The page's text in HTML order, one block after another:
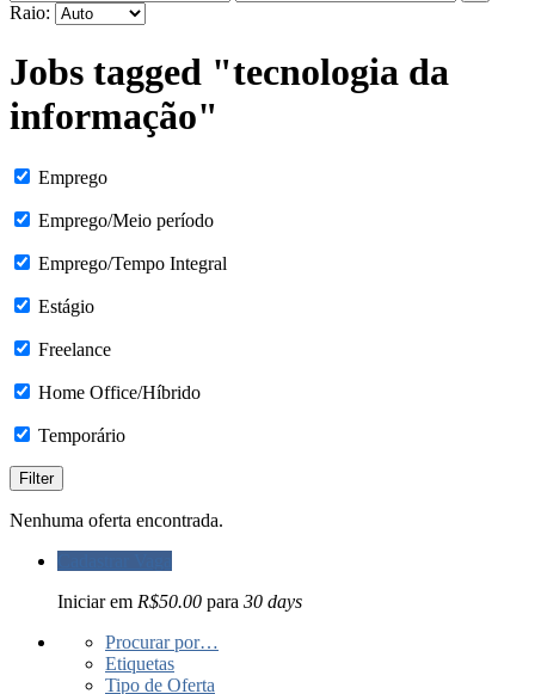
Raio:
Jobs tagged "tecnologia da
informação"
Emprego
Emprego/Meio período
Emprego/Tempo Integral
Estágio
Freelance
Home Office/Híbrido
Temporário
Nenhuma oferta encontrada.
Iniciar em R$50.00 para 30 days
Procurar por…
Etiquetas
Tipo de Oferta